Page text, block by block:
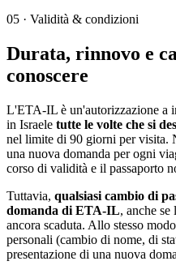
05 · Validità & condizioni
Durata, rinnovo e
conoscere
L'ETA-IL è un'autorizzazione a
in Israele tutte le volte che si
nel limite di 90 giorni per visita.
una nuova domanda per ogni
corso di validità e il passaporto
Tuttavia, qualsiasi cambio di
domanda di ETA-IL, anche se
ancora scaduta. Allo stesso
personali (cambio di nome, di
presentazione di una nuova